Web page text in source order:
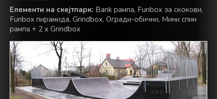
Елементи на скејтпарк: Bank рампа, Funbox за скокови,
Funbox пирамида, Grindbox, Огради-обични, Мини спин
рампа + 2 x Grindbox